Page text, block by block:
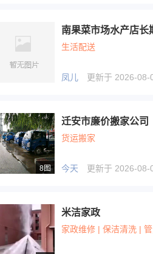
南果菜市场水产店长
生活配送
凤儿 更新于 2026-08-
8图
迁安市廉价搬家公司
货运搬家
今天 更新于 2026-08-
米洁家政
家政维修 | 保洁清洗 |